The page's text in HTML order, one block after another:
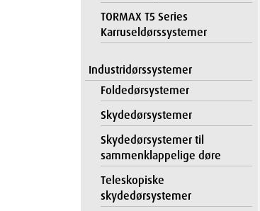
TORMAX T5 Series
Karruseldørssystemer
Industridørssystemer
Foldedørsystemer
Skydedørsystemer
Skydedørsystemer til
sammenklappelige døre
Teleskopiske
skydedørsystemer